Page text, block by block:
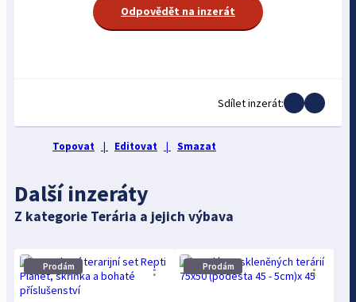
Odpovědět na inzerát
Sdílet inzerát:
Topovat | Editovat | Smazat
Další inzeráty
Z kategorie Terária a jejich výbava
Prodám ⋮ Prodám ⋮